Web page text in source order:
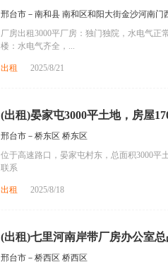
邢台市－南和县 南和区和阳大街金沙河南门
厂房出租3000平厂房：独门独院，水电气正
楼：水电气齐全，...
出租 2025/8/21
(出租)晏家屯3000平土地，房屋
邢台市－桥东区 桥东区
位于高速路口，晏家屯村东，总面积3000平
联系
出租 2025/8/18
(出租)七里河南岸带厂房办公室
邢台市－桥西区 桥西区